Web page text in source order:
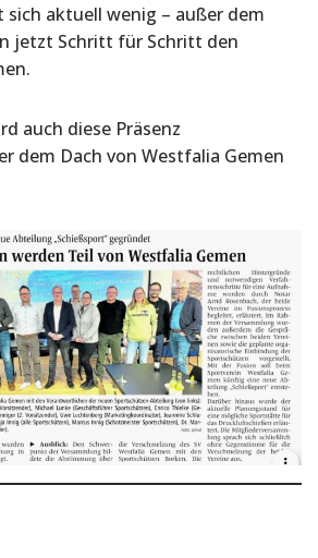
aktuell wenig – außer dem
jetzt Schritt für Schritt den
auch diese Präsenz
dem Dach von Westfalia Gemen